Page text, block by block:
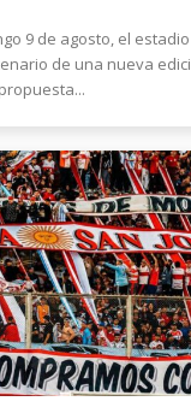
9 de agosto, el
de una nueva